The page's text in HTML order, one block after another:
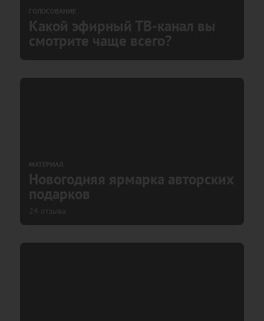
ГОЛОСОВАНИЕ
Какой эфирный ТВ-канал вы
смотрите чаще всего?
МАТЕРИАЛ
Новогодняя ярмарка авторских
подарков
24 отзыва